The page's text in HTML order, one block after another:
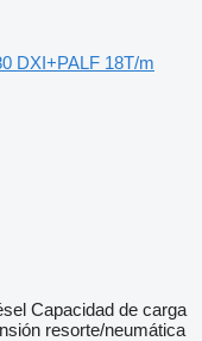
DXI+PALF 18T/m
Capacidad de carga
resorte/neumática